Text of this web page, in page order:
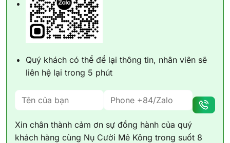
Quý khách có thể để lại thông tin, nhân viên sẽ
liên hệ lại trong 5 phút
Xin chân thành cảm ơn sự đồng hành của quý
khách hàng cùng Nụ Cười Mê Kông trong suốt 8